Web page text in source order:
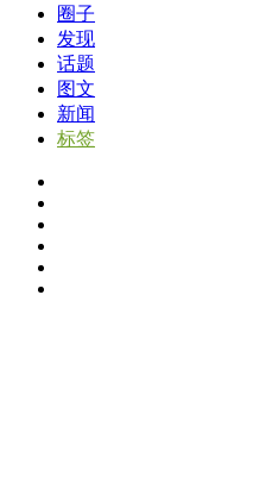
圈子
发现
话题
图文
新闻
标签